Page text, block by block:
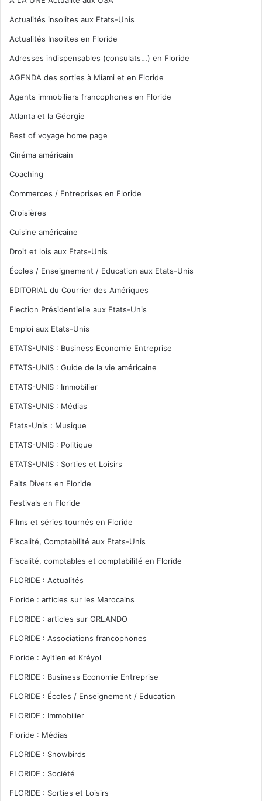
Actualités insolites aux Etats-Unis
Actualités Insolites en Floride
Adresses indispensables (consulats…) en Floride
AGENDA des sorties à Miami et en Floride
Agents immobiliers francophones en Floride
Atlanta et la Géorgie
Best of voyage home page
Cinéma américain
Coaching
Commerces / Entreprises en Floride
Croisières
Cuisine américaine
Droit et lois aux Etats-Unis
Écoles / Enseignement / Education aux Etats-Unis
EDITORIAL du Courrier des Amériques
Election Présidentielle aux Etats-Unis
Emploi aux Etats-Unis
ETATS-UNIS : Business Economie Entreprise
ETATS-UNIS : Guide de la vie américaine
ETATS-UNIS : Immobilier
ETATS-UNIS : Médias
Etats-Unis : Musique
ETATS-UNIS : Politique
ETATS-UNIS : Sorties et Loisirs
Faits Divers en Floride
Festivals en Floride
Films et séries tournés en Floride
Fiscalité, Comptabilité aux Etats-Unis
Fiscalité, comptables et comptabilité en Floride
FLORIDE : Actualités
Floride : articles sur les Marocains
FLORIDE : articles sur ORLANDO
FLORIDE : Associations francophones
Floride : Ayitien et Kréyol
FLORIDE : Business Economie Entreprise
FLORIDE : Écoles / Enseignement / Education
FLORIDE : Immobilier
Floride : Médias
FLORIDE : Snowbirds
FLORIDE : Société
FLORIDE : Sorties et Loisirs